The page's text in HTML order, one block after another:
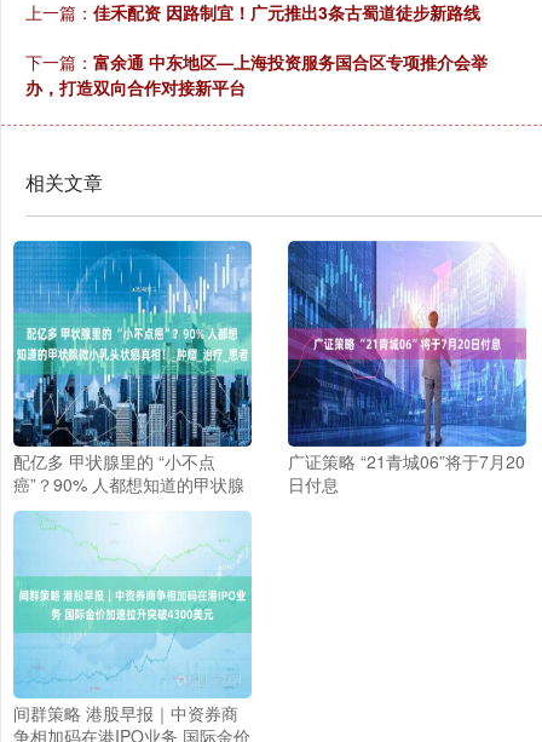
上一篇： 佳禾配资 因路制宜！广元推出3条古蜀道徒步新路线
下一篇： 富余通 中东地区—上海投资服务国合区专项推介会举
办，打造双向合作对接新平台
相关文章
配亿多 甲状腺里的 “小不点
癌”？90% 人都想知道的甲状腺
微小乳头状癌真相！_肿瘤_治
疗_患者
广证策略 “21青城06”将于7月20
日付息
间群策略 港股早报｜中资券商
争相加码在港IPO业务 国际金价